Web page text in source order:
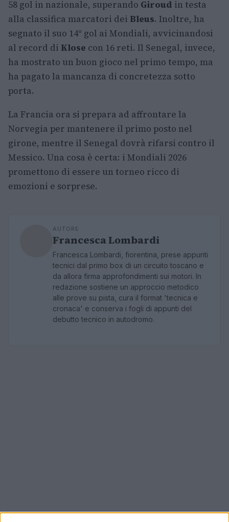
58 gol in nazionale, superando Giroud in testa
alla classifica marcatori dei Bleus. Inoltre, ha
segnato il suo 14° gol ai Mondiali, avvicinandosi
al record di Klose con 16 reti. Il Senegal, invece,
ha mostrato un buon gioco nel primo tempo, ma
ha pagato la mancanza di concretezza sotto
porta.
La Francia ora si prepara ad affrontare la
Norvegia per mantenere il primo posto nel
girone, mentre il Senegal dovrà rifarsi contro il
Messico. Una cosa è certa: i Mondiali 2026
promettono di essere un torneo ricco di
emozioni e sorprese.
AUTORE
Francesca Lombardi
Francesca Lombardi, fiorentina, prese appunti
tecnici dal primo box di un circuito toscano e
da allora firma approfondimenti sui motori. In
redazione sostiene un approccio metodico
alle prove su pista, cura il format 'tecnica e
cronaca' e conserva i fogli di appunti del
debutto tecnico in autodromo.